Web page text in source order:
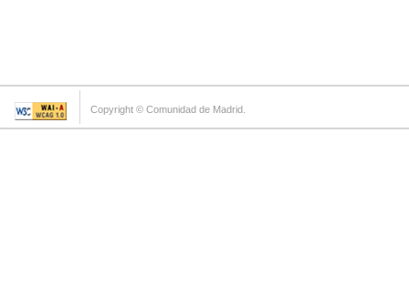
Copyright © Comunidad de Madrid.